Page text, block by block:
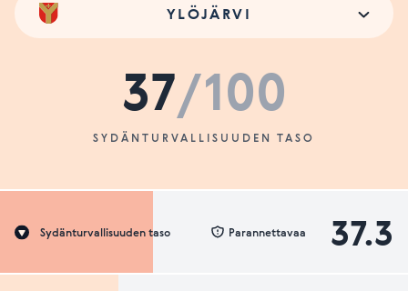
YLÖJÄRVI
37/100
SYDÄNTURVALLISUUDEN TASO
Sydänturvallisuuden taso 37.3
Parannettavaa